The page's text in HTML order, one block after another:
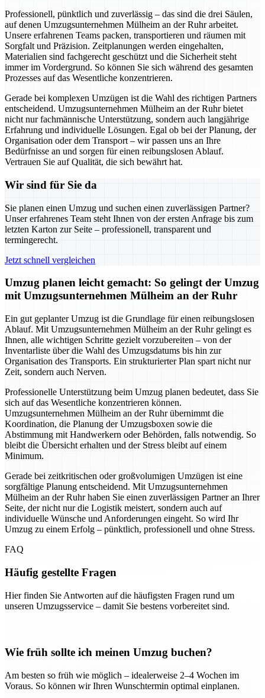
Professionell, pünktlich und zuverlässig – das sind die drei Säulen,
auf denen Umzugsunternehmen Mülheim an der Ruhr arbeitet.
Unsere erfahrenen Teams packen, transportieren und räumen mit
Sorgfalt und Präzision. Zeitplanungen werden eingehalten,
Materialien sind fachgerecht geschützt und die Sicherheit steht
immer im Vordergrund. So können Sie sich während des gesamten
Prozesses auf das Wesentliche konzentrieren.
Gerade bei komplexen Umzügen ist die Wahl des richtigen Partners
entscheidend. Umzugsunternehmen Mülheim an der Ruhr bietet
nicht nur fachmännische Unterstützung, sondern auch langjährige
Erfahrung und individuelle Lösungen. Egal ob bei der Planung, der
Organisation oder dem Transport – wir passen uns an Ihre
Bedürfnisse an und sorgen für einen reibungslosen Ablauf.
Vertrauen Sie auf Qualität, die sich bewährt hat.
Wir sind für Sie da
Sie planen einen Umzug und suchen einen zuverlässigen Partner?
Unser erfahrenes Team steht Ihnen von der ersten Anfrage bis zum
letzten Karton zur Seite – professionell, transparent und
termingerecht.
Jetzt schnell vergleichen
Umzug planen leicht gemacht: So gelingt der Umzug
mit Umzugsunternehmen Mülheim an der Ruhr
Ein gut geplanter Umzug ist die Grundlage für einen reibungslosen
Ablauf. Mit Umzugsunternehmen Mülheim an der Ruhr gelingt es
Ihnen, alle wichtigen Schritte gezielt vorzubereiten – von der
Inventarliste über die Wahl des Umzugsdatums bis hin zur
Organisation des Transports. Ein strukturierter Plan spart nicht nur
Zeit, sondern auch Nerven.
Professionelle Unterstützung beim Umzug planen bedeutet, dass Sie
sich auf das Wesentliche konzentrieren können.
Umzugsunternehmen Mülheim an der Ruhr übernimmt die
Koordination, die Planung der Umzugsboxen sowie die
Abstimmung mit Handwerkern oder Behörden, falls notwendig. So
bleibt die Übersicht erhalten und der Stress bleibt auf einem
Minimum.
Gerade bei zeitkritischen oder großvolumigen Umzügen ist eine
sorgfältige Planung entscheidend. Mit Umzugsunternehmen
Mülheim an der Ruhr haben Sie einen zuverlässigen Partner an Ihrer
Seite, der nicht nur die Logistik meistert, sondern auch auf
individuelle Wünsche und Anforderungen eingeht. So wird Ihr
Umzug zu einem Erfolg – pünktlich, professionell und ohne Stress.
FAQ
Häufig gestellte Fragen
Hier finden Sie Antworten auf die häufigsten Fragen rund um
unseren Umzugsservice – damit Sie bestens vorbereitet sind.
Wie früh sollte ich meinen Umzug buchen?
Am besten so früh wie möglich – idealerweise 2–4 Wochen im
Voraus. So können wir Ihren Wunschtermin optimal einplanen.